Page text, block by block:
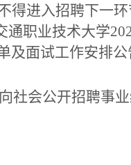
得进入招聘下一环
职业技术大学
面试工作安排公
社会公开招聘事